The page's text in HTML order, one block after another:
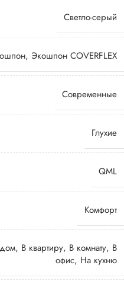
Светло-серый
, Экошпон COVERFLEX
Современные
Глухие
QML
Комфорт
, В квартиру, В комнату, В
офис, На кухню